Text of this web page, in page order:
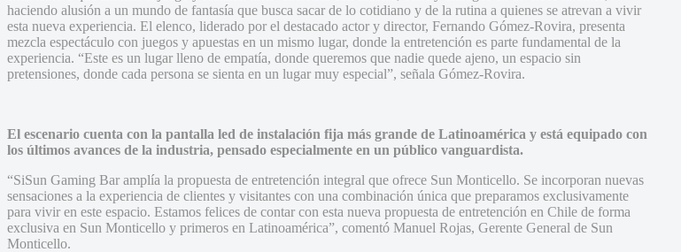
haciendo alusión a un mundo de fantasía que busca sacar de lo cotidiano y de la rutina a quienes se atrevan a vivir
esta nueva experiencia. El elenco, liderado por el destacado actor y director, Fernando Gómez-Rovira, presenta
mezcla espectáculo con juegos y apuestas en un mismo lugar, donde la entretención es parte fundamental de la
experiencia. “Este es un lugar lleno de empatía, donde queremos que nadie quede ajeno, un espacio sin
pretensiones, donde cada persona se sienta en un lugar muy especial”, señala Gómez-Rovira.
El escenario cuenta con la pantalla led de instalación fija más grande de Latinoamérica y está equipado con
los últimos avances de la industria, pensado especialmente en un público vanguardista.
“SiSun Gaming Bar amplía la propuesta de entretención integral que ofrece Sun Monticello. Se incorporan nuevas
sensaciones a la experiencia de clientes y visitantes con una combinación única que preparamos exclusivamente
para vivir en este espacio. Estamos felices de contar con esta nueva propuesta de entretención en Chile de forma
exclusiva en Sun Monticello y primeros en Latinoamérica”, comentó Manuel Rojas, Gerente General de Sun
Monticello.